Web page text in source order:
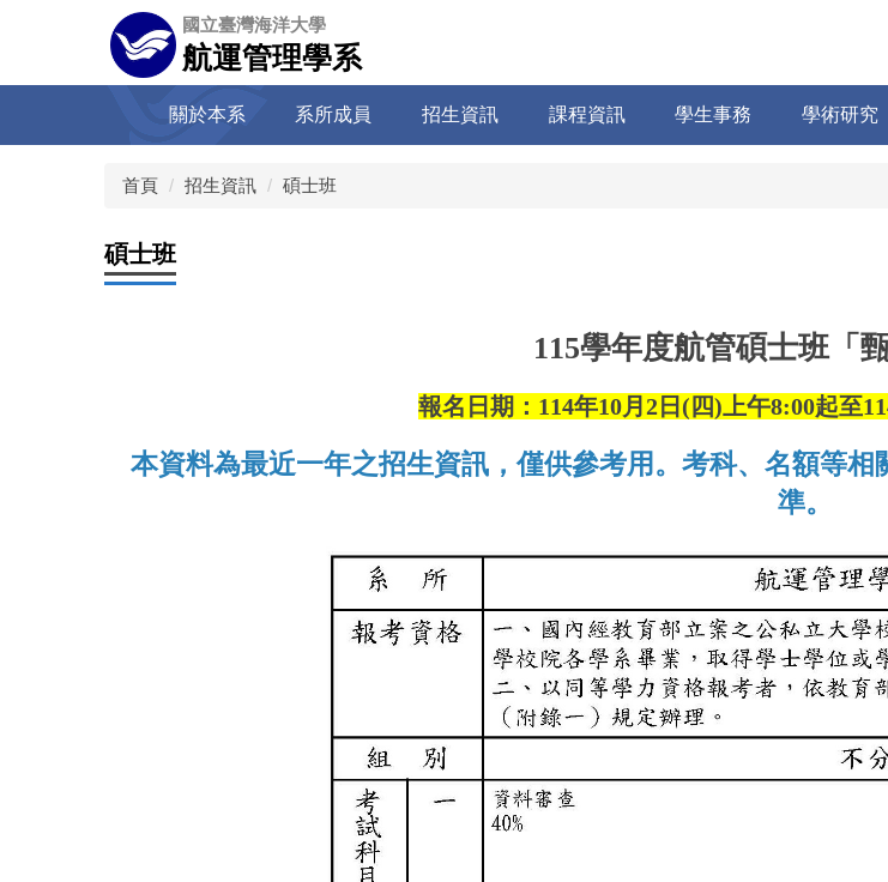
容
國立臺灣海洋大學
航運管理學系
關於本系 系所成員 招生資訊 課程資訊 學生事務 學術研究
首頁 招生資訊 碩士班
碩士班
115學年度航管碩士班「
報名日期： 114年10月2日(四)上午8:00起至
本資料為最近一年之招生資訊，僅供參考用。考科、名額等
準。